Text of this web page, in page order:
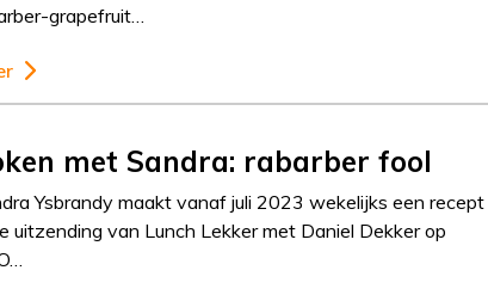
grapefruit…
met Sandra: rabarber fool
Ysbrandy maakt vanaf juli 2023 wekelijks een recept
uitzending van Lunch Lekker met Daniel Dekker op